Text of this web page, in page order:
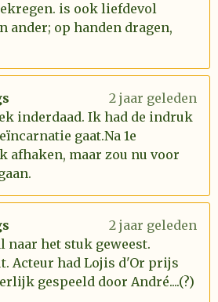
is ook liefdevol
ander; op handen dragen,
2 jaar geleden
inderdaad. Ik had de indruk
gaat.Na 1e
afhaken, maar zou nu voor
2 jaar geleden
naar het stuk geweest.
Acteur had Lojis d'Or prijs
gespeeld door André....(?)